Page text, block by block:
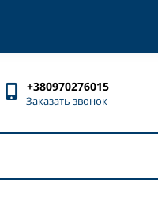
+380970276015
Заказать звонок